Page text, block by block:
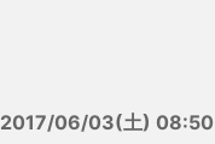
2017/06/03(土) 08:50